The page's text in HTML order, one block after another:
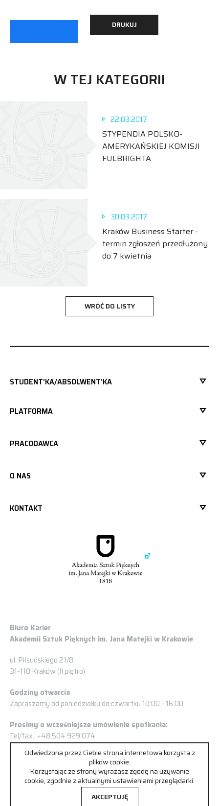
DRUKUJ
W TEJ KATEGORII
22.03.2017
STYPENDIA POLSKO-
AMERYKAŃSKIEJ KOMISJI
FULBRIGHTA
30.03.2017
Kraków Business Starter -
termin zgłoszeń przedłużony
do 7 kwietnia
WRÓĆ DO LISTY
STUDENT’KA/ABSOLWENT’KA
PLATFORMA
PRACODAWCA
O NAS
KONTAKT
Biuro Karier
Akademii Sztuk Pięknych im. Jana Matejki w Krakowie
ul. Piłsudskiego 21/8
31-110 Kraków (II piętro)
Godziny otwarcia
Zapraszamy od poniedziałku do czwartku 10:00 - 16:00.
Prosimy o wcześniejsze umówienie spotkania:
Tel/fax.: +48 504 929 074
kariery@asp.krakow.pl
Odwiedzona przez Ciebie strona internetowa korzysta z
plików cookie.
Korzystając ze strony wyrażasz zgodę na używanie
cookie, zgodnie z aktualnymi ustawieniami przeglądarki.
AKCEPTUJĘ